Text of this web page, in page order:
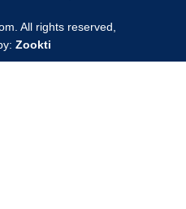
All rights reserved,
Zookti